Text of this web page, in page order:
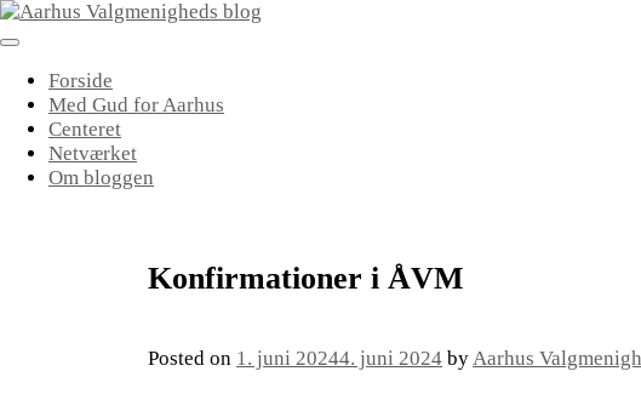
Skip
to
Forside
Med Gud for Aarhus
Centeret
Netværket
Om bloggen
Konfirmationer i ÅVM
Posted on 1. juni 20244. juni 2024 byAarhus